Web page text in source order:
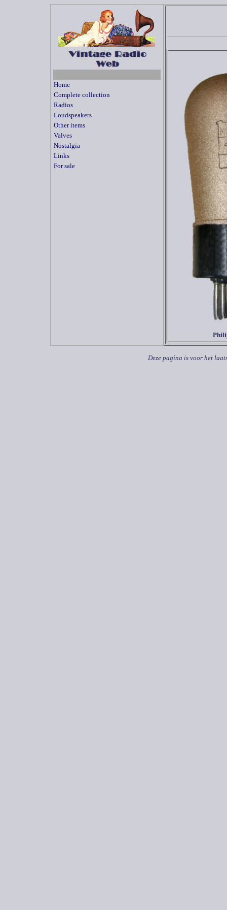
Home
Complete collection
Radios
Loudspeakers
Other items
Valves
Nostalgia
Links
For sale
Deze pagina is voor het